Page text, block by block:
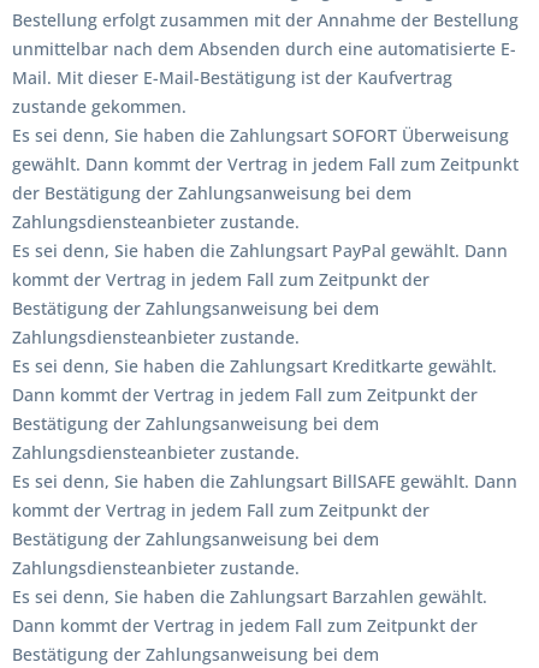
Bestellung erfolgt zusammen mit der Annahme der Bestellung
unmittelbar nach dem Absenden durch eine automatisierte E-
Mail. Mit dieser E-Mail-Bestätigung ist der Kaufvertrag
zustande gekommen.
Es sei denn, Sie haben die Zahlungsart SOFORT Überweisung
gewählt. Dann kommt der Vertrag in jedem Fall zum Zeitpunkt
der Bestätigung der Zahlungsanweisung bei dem
Zahlungsdiensteanbieter zustande.
Es sei denn, Sie haben die Zahlungsart PayPal gewählt. Dann
kommt der Vertrag in jedem Fall zum Zeitpunkt der
Bestätigung der Zahlungsanweisung bei dem
Zahlungsdiensteanbieter zustande.
Es sei denn, Sie haben die Zahlungsart Kreditkarte gewählt.
Dann kommt der Vertrag in jedem Fall zum Zeitpunkt der
Bestätigung der Zahlungsanweisung bei dem
Zahlungsdiensteanbieter zustande.
Es sei denn, Sie haben die Zahlungsart BillSAFE gewählt. Dann
kommt der Vertrag in jedem Fall zum Zeitpunkt der
Bestätigung der Zahlungsanweisung bei dem
Zahlungsdiensteanbieter zustande.
Es sei denn, Sie haben die Zahlungsart Barzahlen gewählt.
Dann kommt der Vertrag in jedem Fall zum Zeitpunkt der
Bestätigung der Zahlungsanweisung bei dem